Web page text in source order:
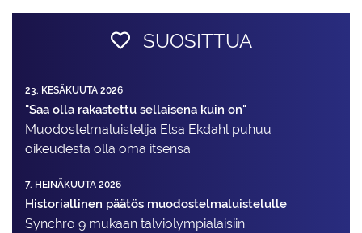
SUOSITTUA
23. KESÄKUUTA 2026
"Saa olla rakastettu sellaisena kuin on"
Muodostelma­luistelija Elsa Ekdahl puhuu
oikeudesta olla oma itsensä
7. HEINÄKUUTA 2026
Historiallinen päätös muodostelmaluistelulle
Synchro 9 mukaan talviolympialaisiin